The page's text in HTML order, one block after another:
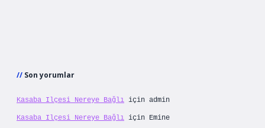
Son yorumlar
Kasaba Ilçesi Nereye Bağlı için admin
Kasaba Ilçesi Nereye Bağlı için Emine